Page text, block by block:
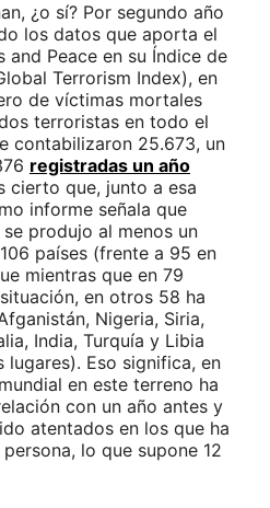
¿o sí? Por segundo año
los datos que aporta el
Peace en su Índice de
Terrorism Index), en
de víctimas mortales
terroristas en todo el
contabilizaron 25.673, un
registradas un año
cierto que, junto a esa
informe señala que
produjo al menos un
países (frente a 95 en
mientras que en 79
en otros 58 ha
Nigeria, Siria,
India, Turquía y Libia
Eso significa, en
en este terreno ha
con un año antes y
atentados en los que ha
lo que supone 12